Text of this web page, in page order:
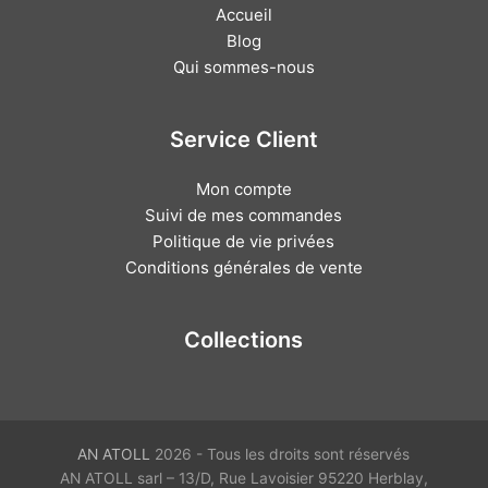
Accueil
Blog
Qui sommes-nous
Service Client
Mon compte
Suivi de mes commandes
Politique de vie privées
Conditions générales de vente
Collections
AN ATOLL
2026 - Tous les droits sont réservés
AN ATOLL sarl – 13/D, Rue Lavoisier 95220 Herblay,